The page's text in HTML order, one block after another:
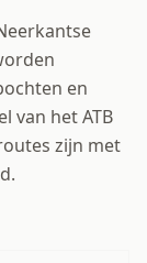
en
van het ATB
zijn met